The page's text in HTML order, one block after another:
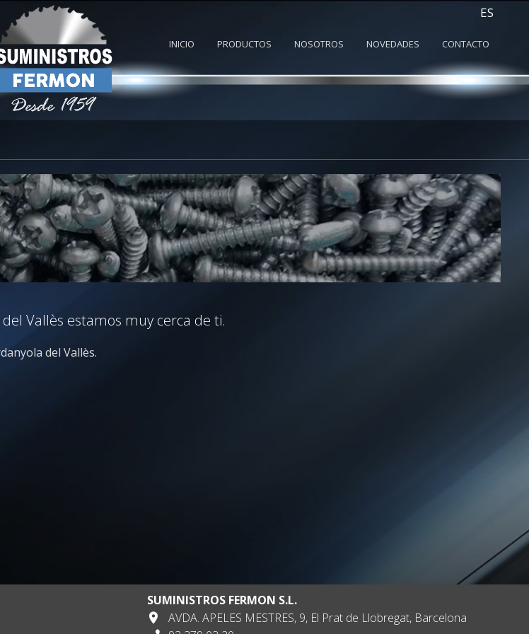
ES
INICIO PRODUCTOS NOSOTROS NOVEDADES CONTACTO
Vallès estamos muy cerca de ti.
del Vallès.
SUMINISTROS FERMON S.L.
AVDA. APELES MESTRES, 9, El Prat de Llobregat, Barcelona